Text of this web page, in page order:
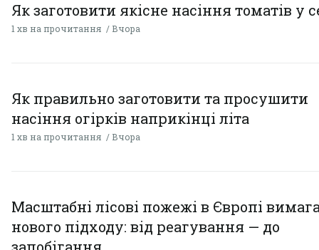
Як заготовити якісне насіння томатів у
1 хв на прочитання Вчора
Як правильно заготовити та просушити
насіння огірків наприкінці літа
1 хв на прочитання Вчора
Масштабні лісові пожежі в Європі
нового підходу: від реагування — до